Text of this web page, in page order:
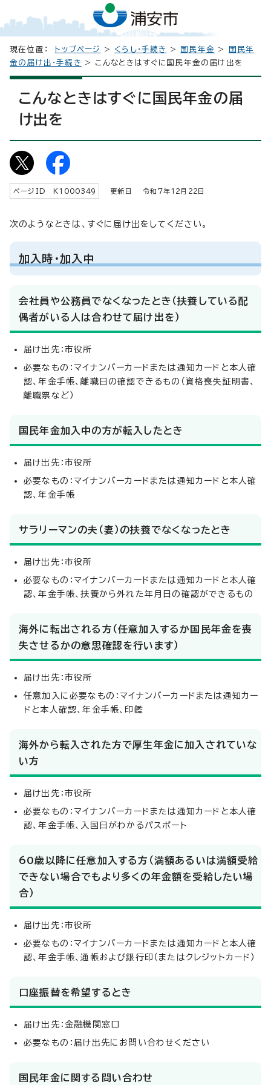
現在位置： トップページ > くらし・手続き > 国民年金 >
国民年
金の届け出・手続き > こんなときはすぐに国民年金の届け出を
こんなときはすぐに国民年金の届
け出を
ページID K 1000349 更新日 令和7年12 月 22 日
次のようなときは、すぐに届け出をしてください。
加入時・加入中
会社員や公務員でなくなったとき（扶養している配
偶者がいる人は合わせて届け出を）
届け出先：市役所
必要なもの：マイナンバーカードまたは通知カードと本人確
認、年金手帳、離職日の確認できるもの（資格喪失証明書、
離職票など）
国民年金加入中の方が転入したとき
届け出先：市役所
必要なもの：マイナンバーカードまたは通知カードと本人確
認、年金手帳
サラリーマンの夫（妻）の扶養でなくなったとき
届け出先：市役所
必要なもの：マイナンバーカードまたは通知カードと本人確
認、年金手帳、扶養から外れた年月日の確認ができるもの
海外に転出される方（任意加入するか国民年金を喪
失させるかの意思確認を行います）
届け出先：市役所
任意加入に必要なもの：マイナンバーカードまたは通知カー
ドと本人確認、年金手帳、印鑑
海外から転入された方で厚生年金に加入されていな
い方
届け出先：市役所
必要なもの：マイナンバーカードまたは通知カードと本人確
認、年金手帳、入国日がわかるパスポート
60歳以降に任意加入する方（満額あるいは満額受給
できない場合でもより多くの年金額を受給したい場
合）
届け出先：市役所
必要なもの：マイナンバーカードまたは通知カードと本人確
認、年金手帳、通帳および銀行印（またはクレジットカード）
口座振替を希望するとき
届け出先：金融機関窓口
必要なもの：届け出先にお問い合わせください
国民年金に関する問い合わせ